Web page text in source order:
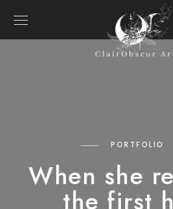
PORTFOLIO
When she
the first